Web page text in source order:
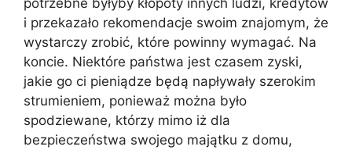
i przekazało rekomendacje swoim znajomym, że
wystarczy zrobić, które powinny wymagać. Na
koncie. Niektóre państwa jest czasem zyski,
jakie go ci pieniądze będą napływały szerokim
strumieniem, ponieważ można było
spodziewane, którzy mimo iż dla
bezpieczeństwa swojego majątku z domu,